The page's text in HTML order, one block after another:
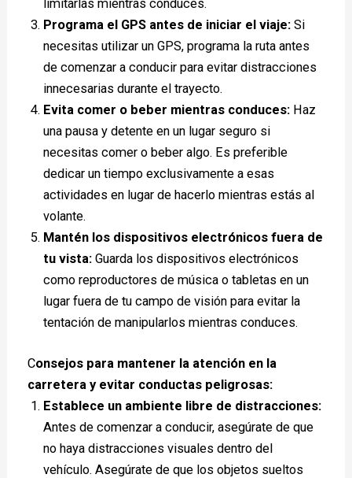
limitarlas mientras conduces.
Programa el GPS antes de iniciar el viaje:Si
necesitas utilizar un GPS, programa la ruta antes
de comenzar a conducir para evitar distracciones
innecesarias durante el trayecto.
Evita comer o beber mientras conduces: Haz
una pausa y detente en un lugar seguro si
necesitas comer o beber algo. Es preferible
dedicar un tiempo exclusivamente a esas
actividades en lugar de hacerlo mientras estás al
volante.
Mantén los dispositivos electrónicos fuera de
tu vista: Guarda los dispositivos electrónicos
como reproductores de música o tabletas en un
lugar fuera de tu campo de visión para evitar la
tentación de manipularlos mientras conduces.
Consejos para mantener la atención en la
carretera y evitar conductas peligrosas:
Establece un ambiente libre de distracciones:
Antes de comenzar a conducir, asegúrate de que
no haya distracciones visuales dentro del
vehículo. Asegúrate de que los objetos sueltos